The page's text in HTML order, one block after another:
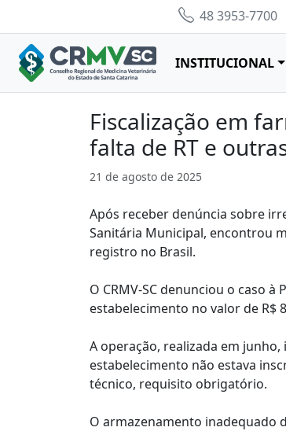
48 3953-7700
INSTITUCIONAL
Fiscalização em
falta de RT e
21 de agosto de 2025
Após receber denúncia sobre
Sanitária Municipal, encontrou
registro no Brasil.
O CRMV-SC denunciou o caso
estabelecimento no valor de R$
A operação, realizada em
estabelecimento não estava
técnico, requisito obrigatório.
O armazenamento inadequado